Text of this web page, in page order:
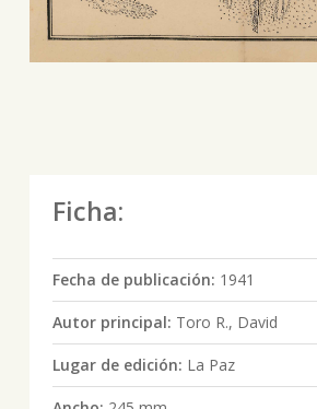
Ficha:
Fecha de publicación: 1941
Autor principal: Toro R., David
Lugar de edición: La Paz